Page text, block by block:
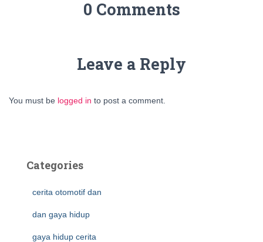
0 Comments
Leave a Reply
You must be logged in to post a comment.
Categories
cerita otomotif dan
dan gaya hidup
gaya hidup cerita